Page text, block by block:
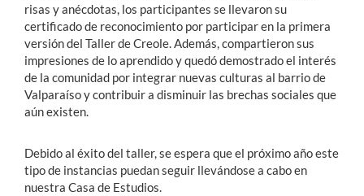
risas y anécdotas, los participantes se llevaron su
certificado de reconocimiento por participar en la primera
versión del Taller de Creole. Además, compartieron sus
impresiones de lo aprendido y quedó demostrado el interés
de la comunidad por integrar nuevas culturas al barrio de
Valparaíso y contribuir a disminuir las brechas sociales que
aún existen.
Debido al éxito del taller, se espera que el próximo año este
tipo de instancias puedan seguir llevándose a cabo en
nuestra Casa de Estudios.